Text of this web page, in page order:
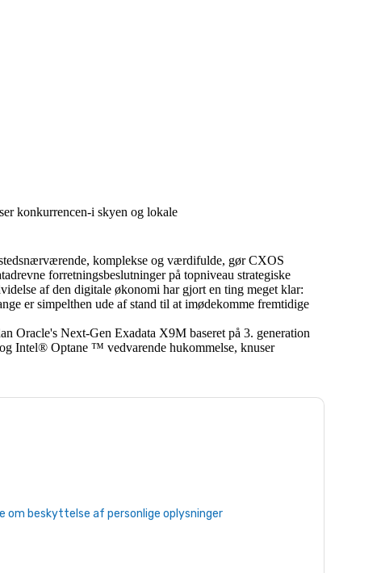
konkurrencen-i skyen og lokale
komplekse og værdifulde, gør CXOS
forretningsbeslutninger på topniveau strategiske
af den digitale økonomi har gjort en ting meget klar:
er simpelthen ude af stand til at imødekomme fremtidige
Oracle's Next-Gen Exadata X9M baseret på 3. generation
Intel® Optane ™ vedvarende hukommelse, knuser
om beskyttelse af personlige oplysninger. Hvis du har